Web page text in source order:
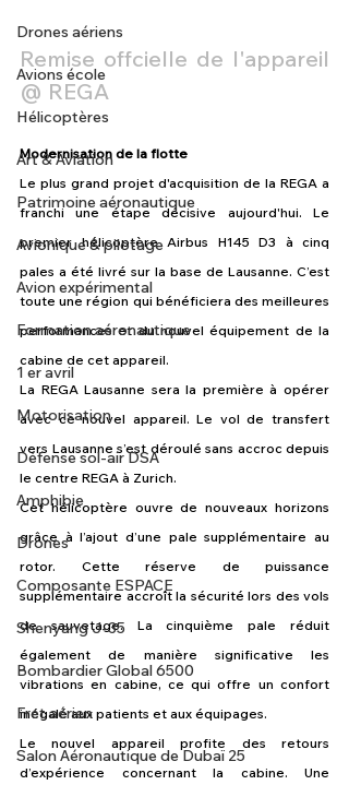
Drones aériens
Avions école
Hélicoptères
Art & Aviation
Patrimoine aéronautique
Avionique & pilotage
Avion expérimental
Formation aéronautique
1 er avril
Motorisation
Défense sol-air DSA
Amphibie
Drones
Composante ESPACE
Shenyang J-35
Bombardier Global 6500
Fret aérien
Salon Aéronautique de Dubaï 25
Remise offcielle de l'appareil
@ REGA
Modernisation de la flotte
Le plus grand projet d'acquisition de la REGA a
franchi une étape décisive aujourd'hui. Le
premier hélicoptère Airbus H145 D3 à cinq
pales a été livré sur la base de Lausanne. C’est
toute une région qui bénéficiera des meilleures
performances et du nouvel équipement de la
cabine de cet appareil.
La REGA Lausanne sera la première à opérer
avec ce nouvel appareil. Le vol de transfert
vers Lausanne s’est déroulé sans accroc depuis
le centre REGA à Zurich.
Cet hélicoptère ouvre de nouveaux horizons
grâce à l’ajout d’une pale supplémentaire au
rotor. Cette réserve de puissance
supplémentaire accroît la sécurité lors des vols
de sauvetage. La cinquième pale réduit
également de manière significative les
vibrations en cabine, ce qui offre un confort
inégalé aux patients et aux équipages.
Le nouvel appareil profite des retours
d’expérience concernant la cabine. Une